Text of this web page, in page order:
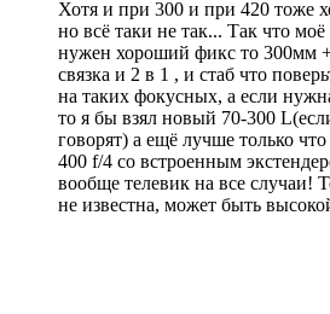
Хотя и при 300 и при 420 тоже
но всё таки не так... Так что
нужен хороший фикс то 300мм
связка и 2 в 1 , и стаб что
на таких фокусных, а если
то я бы взял новый 70-300
говорят) а ещё лучше только
400 f/4 со встроенным
вообще телевик на все случаи!
не известна, может быть